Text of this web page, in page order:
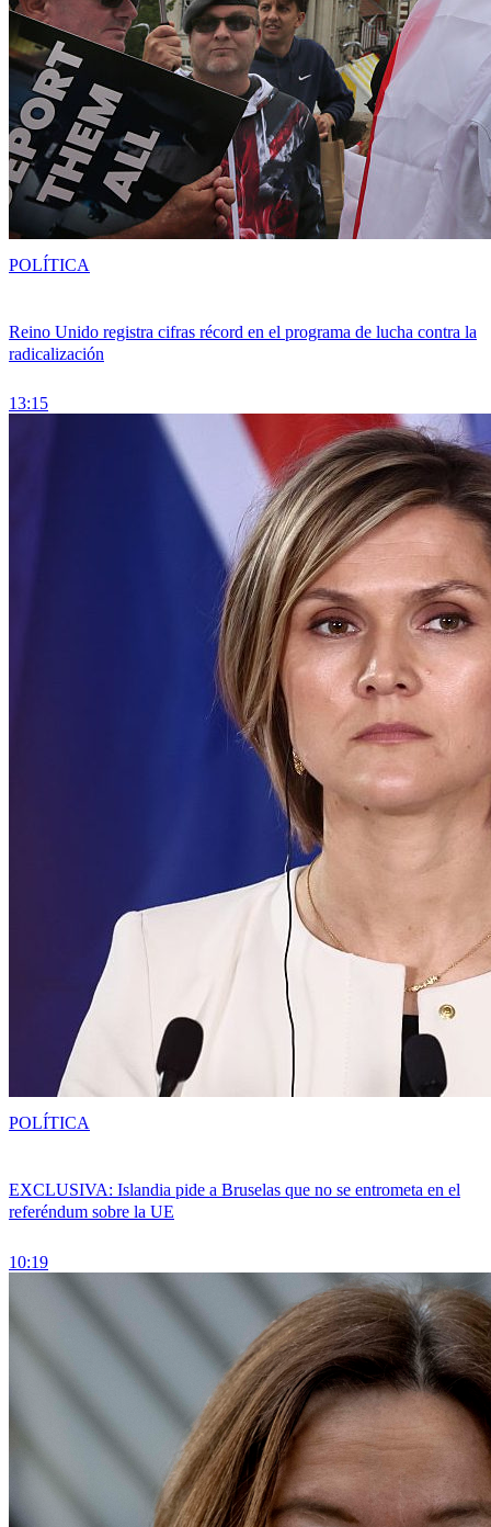
Reino Unido registra cifras récord en el programa de lucha contra la
radicalización
13:15
POLÍTICA
EXCLUSIVA: Islandia pide a Bruselas que no se entrometa en el
referéndum sobre la UE
10:19
POLÍTICA